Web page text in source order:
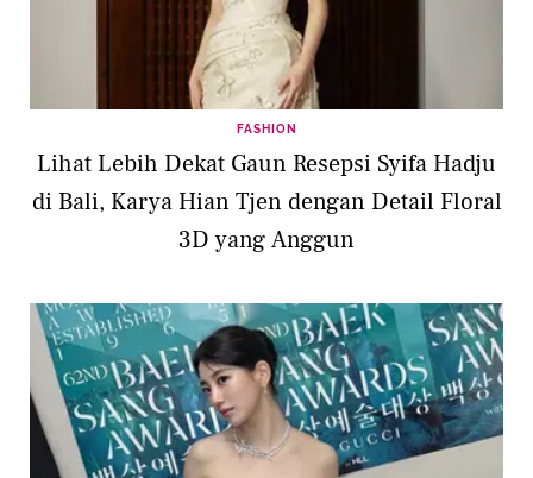
FASHION
Lihat Lebih Dekat Gaun Resepsi Syifa Hadju
di Bali, Karya Hian Tjen dengan Detail Floral
3D yang Anggun